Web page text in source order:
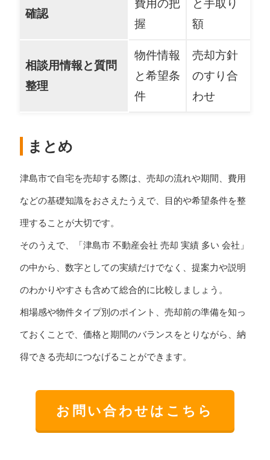
確認
費用の把
握
と手取り
額
相談用情報と質問
整理
物件情報
と希望条
件
売却方針
のすり合
わせ
まとめ
津島市で自宅を売却する際は、売却の流れや期間、費用
などの基礎知識をおさえたうえで、目的や希望条件を整
理することが大切です。
そのうえで、「津島市 不動産会社 売却 実績 多い 会社」
の中から、数字としての実績だけでなく、提案力や説明
のわかりやすさも含めて総合的に比較しましょう。
相場感や物件タイプ別のポイント、売却前の準備を知っ
ておくことで、価格と期間のバランスをとりながら、納
得できる売却につなげることができます。
お問い合わせはこちら